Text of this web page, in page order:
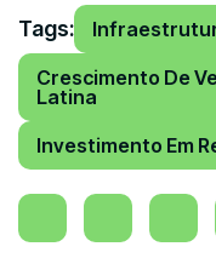
Tags:
Crescimento De
Latina
Investimento Em